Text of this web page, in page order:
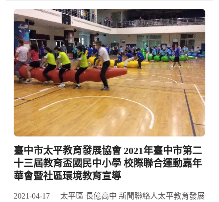
臺中市太平教育發展協會 2021年臺中市第二
十三屆教育盃國民中小學 校際聯合運動嘉年
華會暨社區環境教育宣導
2021-04-17
太平區 長億高中 新聞聯絡人太平教育發展